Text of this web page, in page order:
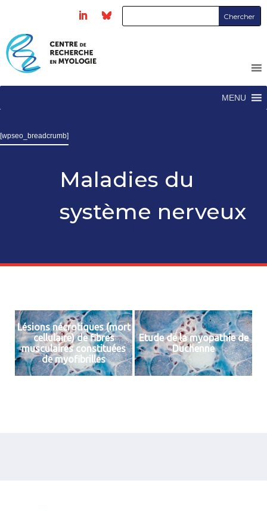
MENU
[wpseo_breadcrumb]
Maladies du
système nerveux
Lésions nécrotiques (mort
cellulaire) de fibres
musculaires constituées
de myofibrilles
Etude de la myopathie de
Duchenne